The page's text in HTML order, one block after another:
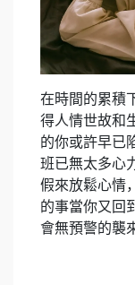
在時間的累積
得人情世故和
的你或許早已
班已無太多心
假來放鬆心情
的事當你又回
會無預警的襲